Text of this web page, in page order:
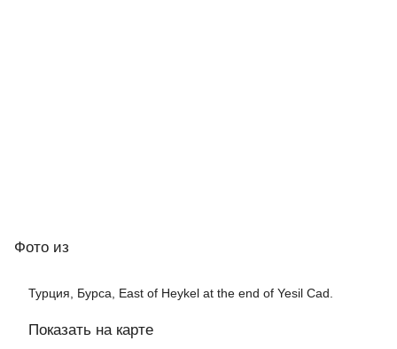
Фото из
Турция, Бурса, East of Heykel at the end of Yesil Cad.
Показать на карте